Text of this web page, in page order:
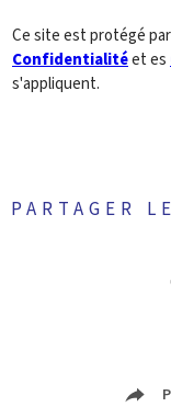
Ce site est protégé
Confidentialitéet es
s'appliquent.
PARTAGER